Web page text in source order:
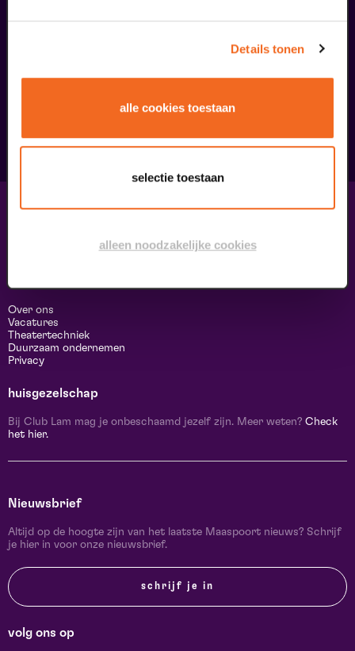
Details tonen
alle cookies toestaan
selectie toestaan
alleen noodzakelijke cookies
meer informatie
Contact & adres
Informatie
Over ons
Vacatures
Theatertechniek
Duurzaam ondernemen
Privacy
huisgezelschap
Bij Club Lam mag je onbeschaamd jezelf zijn. Meer weten? Check
het hier.
Nieuwsbrief
Altijd op de hoogte zijn van het laatste Maaspoort nieuws? Schrijf
je hier in voor onze nieuwsbrief.
schrijf je in
volg ons op